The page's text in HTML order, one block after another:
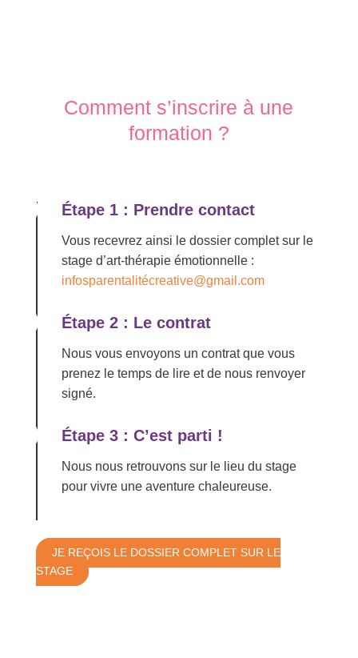
Comment s’inscrire à une
formation ?
Étape 1 : Prendre contact
Vous recevrez ainsi le dossier complet sur le
stage d’art-thérapie émotionnelle :
infosparentalitécreative@gmail.com
Étape 2 : Le contrat
Nous vous envoyons un contrat que vous
prenez le temps de lire et de nous renvoyer
signé.
Étape 3 : C’est parti !
Nous nous retrouvons sur le lieu du stage
pour vivre une aventure chaleureuse.
JE REÇOIS LE DOSSIER COMPLET SUR LE
STAGE